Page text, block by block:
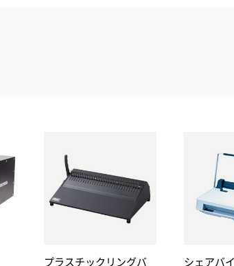
プラスチックリングバ
シェアバ